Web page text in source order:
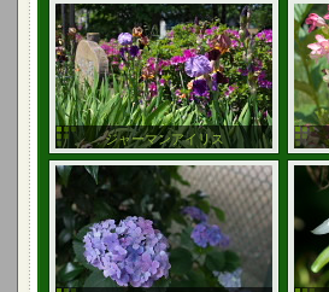
ジャーマンアイリス